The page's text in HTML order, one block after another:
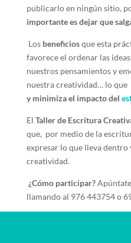
publicarlo en ningún sitio,
importante es dejar que
Los beneficiosque esta
favorece el ordenar las
nuestros pensamientos y
nuestra creatividad… lo que
y minimiza el impacto del
El Taller de Escritura
que, por medio de la
expresar lo que lleva
creatividad.
¿Cómo participar?
llamando al 976 443754 o